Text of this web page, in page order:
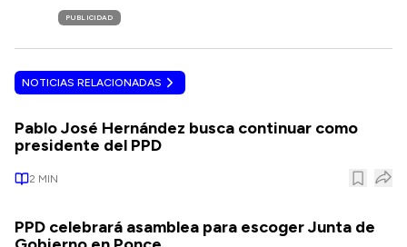
PUBLICIDAD
NOTICIAS RELACIONADAS
Pablo José Hernández busca continuar como
presidente del PPD
2 MIN
PPD celebrará asamblea para escoger Junta de